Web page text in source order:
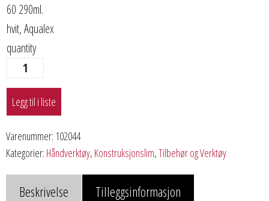
60 290ml.
hvit, Aqualex
quantity
Legg til i liste
Varenummer: 102044
Kategorier: Håndverktøy, Konstruksjonslim,Tilbehør og Verktøy
Beskrivelse Tilleggsinformasjon